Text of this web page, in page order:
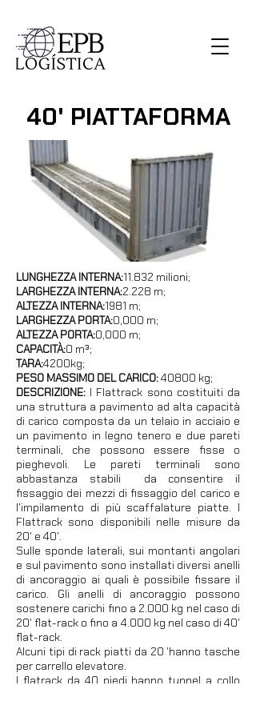
40' PIATTAFORMA
LUNGHEZZA INTERNA:11.832 milioni;
LARGHEZZA INTERNA:2.228 m;
ALTEZZA INTERNA:1981 m;
LARGHEZZA PORTA:0,000 m;
ALTEZZA PORTA:0,000 m;
CAPACITÀ:0 m³;
TARA:4200kg;
PESO MASSIMO DEL CARICO:40800 kg;
DESCRIZIONE: I Flattrack sono costituiti da
una struttura a pavimento ad alta capacità
di carico composta da un telaio in acciaio e
un pavimento in legno tenero e due pareti
terminali, che possono essere fisse o
pieghevoli. Le pareti terminali sono
abbastanza stabili ​​ da consentire il
fissaggio dei mezzi di fissaggio del carico e
l'impilamento di più scaffalature piatte. I
Flattrack sono disponibili nelle misure da
20' e 40'.
Sulle sponde laterali, sui montanti angolari
e sul pavimento sono installati diversi anelli
di ancoraggio ai quali è possibile fissare il
carico. Gli anelli di ancoraggio possono
sostenere carichi fino a 2.000 kg nel caso di
20' flat-rack o fino a 4.000 kg nel caso di 40'
flat-rack.
Alcuni tipi di rack piatti da 20 'hanno tasche
per carrello elevatore.
I flatrack da 40 piedi hanno tunnel a collo